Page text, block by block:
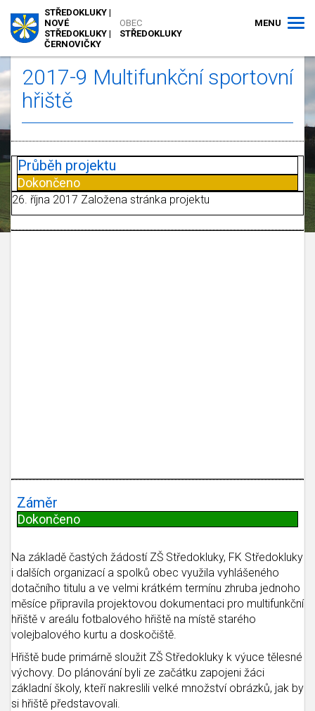
OBEC
STŘEDOKLUKY
STŘEDOKLUKY |
NOVÉ
STŘEDOKLUKY |
ČERNOVIČKY
MENU
2017-9 Multifunkční sportovní
hřiště
Průběh projektu
Dokončeno
26. října 2017 Založena stránka projektu
Záměr
Dokončeno
Na základě častých žádostí ZŠ Středokluky, FK Středokluky
i dalších organizací a spolků obec využila vyhlášeného
dotačního titulu a ve velmi krátkém termínu zhruba jednoho
měsíce připravila projektovou dokumentaci pro multifunkční
hřiště v areálu fotbalového hřiště na místě starého
volejbalového kurtu a doskočiště.
Hřiště bude primárně sloužit ZŠ Středokluky k výuce tělesné
výchovy. Do plánování byli ze začátku zapojeni žáci
základní školy, kteří nakreslili velké množství obrázků, jak by
si hřiště představovali.